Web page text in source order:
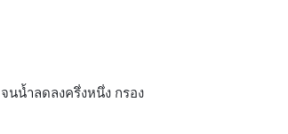
นน้ำลดลงครึ่งหนึ่ง กรอง